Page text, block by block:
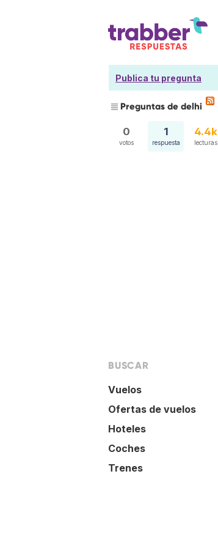
Publica tu pregunta
Preguntas de delhi
0
votos
1
respuesta
4.4k
lecturas
BUSCAR
Vuelos
Ofertas de vuelos
Hoteles
Coches
Trenes